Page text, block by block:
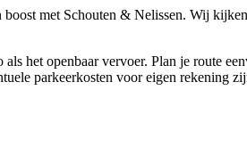
met Schouten & Nelissen. Wij
het openbaar vervoer. Plan je route
parkeerkosten voor eigen rekening